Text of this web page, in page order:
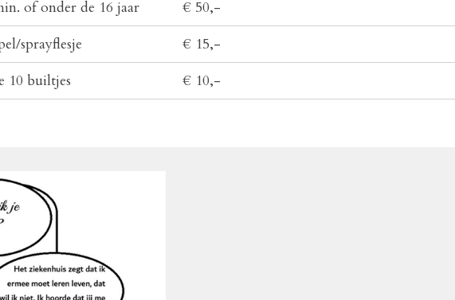
of onder de 16 jaar
€ 50,-
sprayflesje
€ 15,-
10 builtjes
€ 10,-